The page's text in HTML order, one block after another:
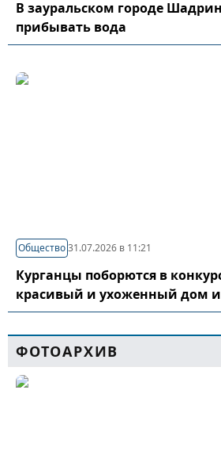
В зауральском городе
прибывать вода
Общество31.07.2026 в 11:21
Курганцы поборются в
красивый и ухоженный дом
ФОТОАРХИВ